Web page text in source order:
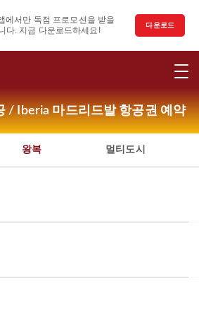
에서만 독점 프로모션을 받을
다. 지금 다운로드하세요!
다운로드
/ Iberia 마드리드발 항공권 예약
왕복 멀티도시